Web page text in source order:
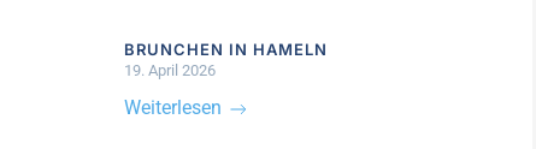
BRUNCHEN IN HAMELN
19. April 2026
Weiterlesen